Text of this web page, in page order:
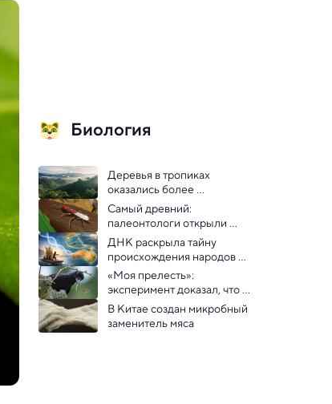
Биология
Деревья в тропиках
оказались более
дружелюбными, чем в
средних широтах
Самый древний:
палеонтологи открыли
адского муравья возрастом
113 млн лет
ДНК раскрыла тайну
происхождения народов
Австралии и Новой Гвинеи
«Моя прелесть»:
эксперимент доказал, что
вороны берегут ценные
инструменты
В Китае создан микробный
заменитель мяса